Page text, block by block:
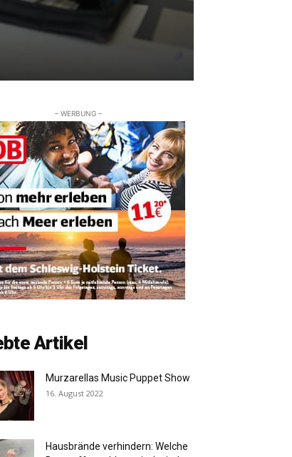
– WERBUNG –
Artikel
Murzarellas Music Puppet Show
16. August 2022
Hausbrände verhindern: Welche